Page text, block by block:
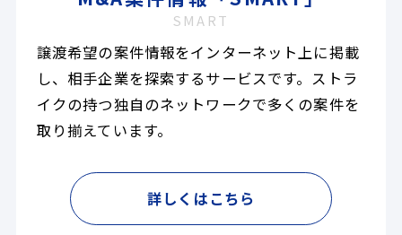
SMART
譲渡希望の案件情報をインターネット上に掲載
し、相手企業を探索するサービスです。ストラ
イクの持つ独自のネットワークで多くの案件を
取り揃えています。
詳しくはこちら